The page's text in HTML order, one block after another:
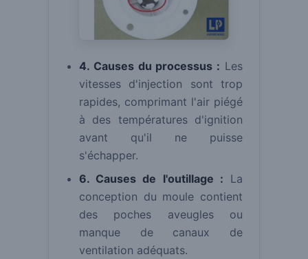
4. Causes du processus : Les
vitesses d'injection sont trop
rapides, comprimant l'air piégé
à des températures d'ignition
avant qu'il ne puisse
s'échapper.
6. Causes de l'outillage : La
conception du moule contient
des poches aveugles ou
manque de canaux de
ventilation adéquats.